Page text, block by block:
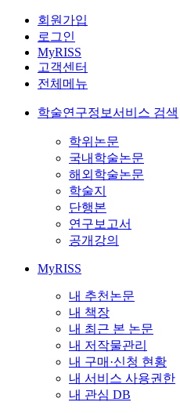
회원가입
로그인
MyRISS
고객센터
전체메뉴
학술연구정보서비스 검색
학위논문
국내학술논문
해외학술논문
학술지
단행본
연구보고서
공개강의
MyRISS
내 추천논문
내 책장
내 최근 본 논문
내 저작물관리
내 구매·신청 현황
내 서비스 사용권한
내 관심 DB